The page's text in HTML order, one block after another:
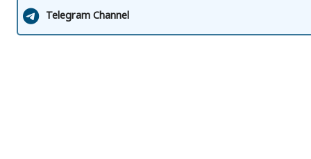
Telegram Channel